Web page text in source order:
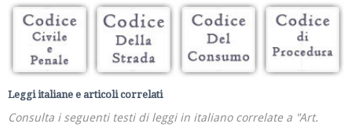
Leggi italiane e articoli correlati
Consulta i seguenti testi di leggi in italiano correlate a "Art.